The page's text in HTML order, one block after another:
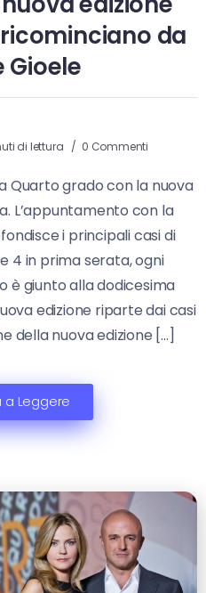
ricominciano da
Gioele
di lettura 0 Commenti
Quarto grado con la nuova
L’appuntamento con la
i principali casi di
4 in prima serata, ogni
è giunto alla dodicesima
edizione riparte dai casi
della nuova edizione […]
a Leggere